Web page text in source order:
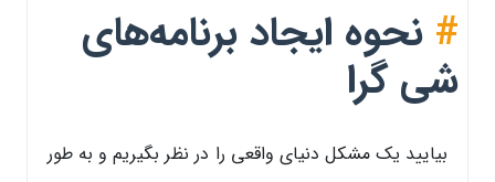
# نحوه ایجاد برنامه‌های
شی گرا
بیایید یک مشکل دنیای واقعی را در نظر بگیریم و به طور